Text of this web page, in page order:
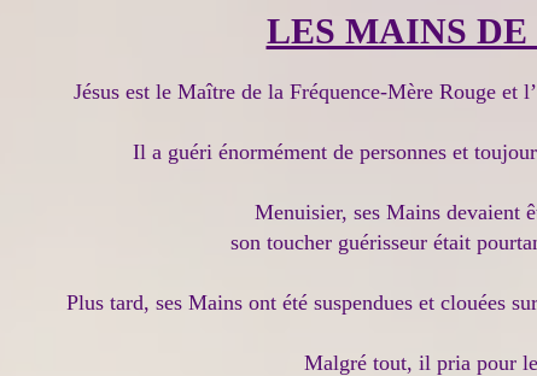
LES MAINS DE
Jésus est le Maître de la Fréquence-Mère Rouge et
Il a guéri énormément de personnes et
Menuisier, ses Mains devaient
son toucher guérisseur était
Plus tard, ses Mains ont été suspendues et clouées
Malgré tout, il pria pour